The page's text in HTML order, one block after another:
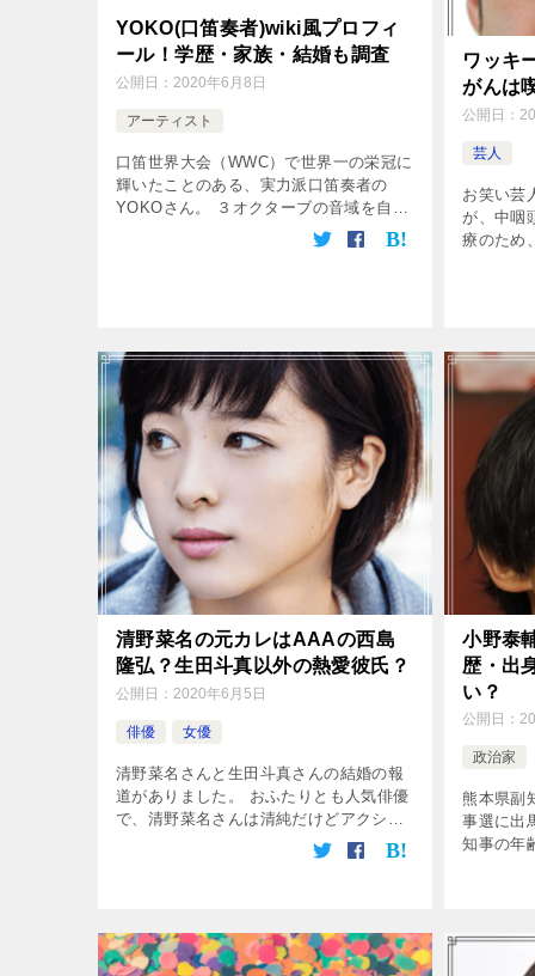
YOKO(口笛奏者)wiki風プロフィ
ール！学歴・家族・結婚も調査
公開日： 2020年6月8日
アーティスト
口笛世界大会（WWC）で世界一の栄冠に
輝いたことのある、実力派口笛奏者の
YOKOさん。 ３オクターブの音域を自在
に奏で、口笛とは思えないくらいはっき
りと、それでいて澄み切った音色は信じ
ワッキ
がんは
公開日：
芸人
お笑い芸
が、中咽
療のため
ました
た。 が
清野菜名の元カレはAAAの西島
隆弘？生田斗真以外の熱愛彼氏？
公開日： 2020年6月5日
俳優 女優
清野菜名さんと生田斗真さんの結婚の報
道がありました。 おふたりとも人気俳優
で、清野菜名さんは清純だけどアクショ
ンも得意。生田斗真さんはジャニーズ界
の「異端児」で演技派俳優。 お互いたく
小野泰
歴・出
い？
公開日：
政治家
熊本県副
事選に出
知事の年
東京都
いう人